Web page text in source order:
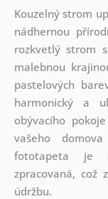
Kouzelný strom
nádhernou
rozkvetlý strom
malebnou
pastelových
harmonický a
obývacího
vašeho
fototapeta je
zpracovaná, což
údržbu.